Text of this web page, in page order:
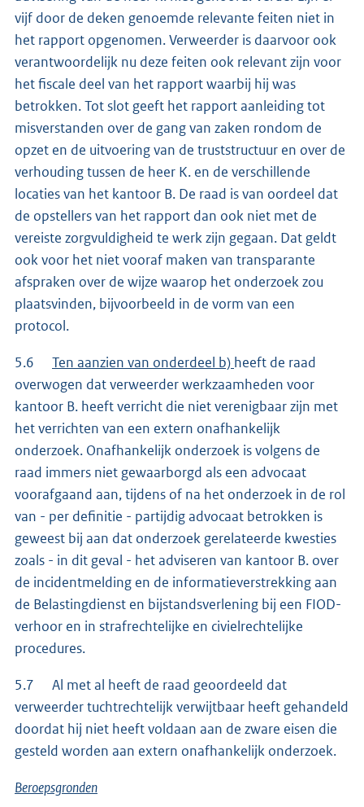
vijf door de deken genoemde relevante feiten niet in
het rapport opgenomen. Verweerder is daarvoor ook
verantwoordelijk nu deze feiten ook relevant zijn voor
het fiscale deel van het rapport waarbij hij was
betrokken. Tot slot geeft het rapport aanleiding tot
misverstanden over de gang van zaken rondom de
opzet en de uitvoering van de truststructuur en over de
verhouding tussen de heer K. en de verschillende
locaties van het kantoor B. De raad is van oordeel dat
de opstellers van het rapport dan ook niet met de
vereiste zorgvuldigheid te werk zijn gegaan. Dat geldt
ook voor het niet vooraf maken van transparante
afspraken over de wijze waarop het onderzoek zou
plaatsvinden, bijvoorbeeld in de vorm van een
protocol.
5.6 Ten aanzien van onderdeel b) heeft de raad
overwogen dat verweerder werkzaamheden voor
kantoor B. heeft verricht die niet verenigbaar zijn met
het verrichten van een extern onafhankelijk
onderzoek. Onafhankelijk onderzoek is volgens de
raad immers niet gewaarborgd als een advocaat
voorafgaand aan, tijdens of na het onderzoek in de rol
van - per definitie - partijdig advocaat betrokken is
geweest bij aan dat onderzoek gerelateerde kwesties
zoals - in dit geval - het adviseren van kantoor B. over
de incidentmelding en de informatieverstrekking aan
de Belastingdienst en bijstandsverlening bij een FIOD-
verhoor en in strafrechtelijke en civielrechtelijke
procedures.
5.7 Al met al heeft de raad geoordeeld dat
verweerder tuchtrechtelijk verwijtbaar heeft gehandeld
doordat hij niet heeft voldaan aan de zware eisen die
gesteld worden aan extern onafhankelijk onderzoek.
Beroepsgronden